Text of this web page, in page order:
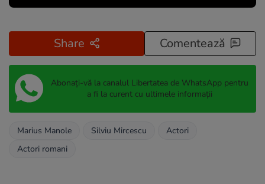
Share Comentează
Abonați-vă la canalul Libertatea de WhatsApp pentru
a fi la curent cu ultimele informații
Marius Manole Silviu Mircescu
Actori
Actori romani